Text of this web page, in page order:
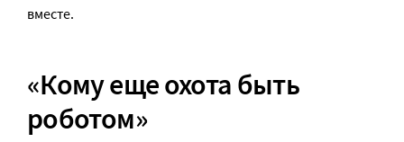
вместе.
«Кому еще охота быть
роботом»